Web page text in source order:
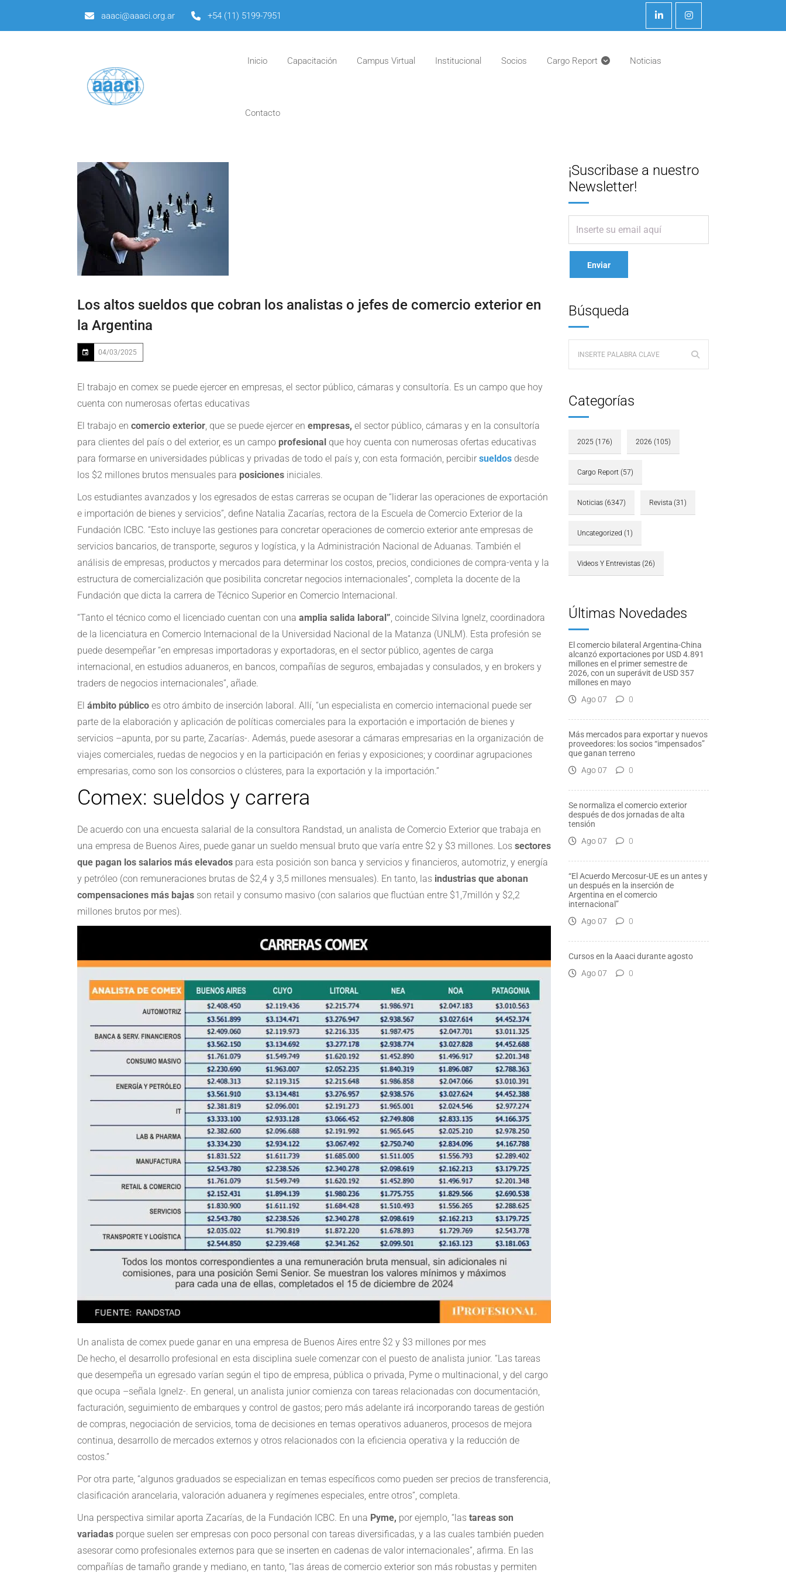
aaaci@aaaci.org.ar +54 (11) 5199-7951
Inicio Capacitación Campus Virtual Institucional Socios Cargo Report Noticias
Contacto
Los altos sueldos que cobran los analistas o jefes de comercio exterior en
la Argentina
04/03/2025
El trabajo en comex se puede ejercer en empresas, el sector público, cámaras y consultoría. Es un campo que hoy
cuenta con numerosas ofertas educativas
El trabajo en comercio exterior, que se puede ejercer en empresas, el sector público, cámaras y en la consultoría
para clientes del país o del exterior, es un campo profesional que hoy cuenta con numerosas ofertas educativas
para formarse en universidades públicas y privadas de todo el país y, con esta formación, percibir sueldos desde
los $2 millones brutos mensuales para posiciones iniciales.
Los estudiantes avanzados y los egresados de estas carreras se ocupan de “liderar las operaciones de exportación
e importación de bienes y servicios”, define Natalia Zacarías, rectora de la Escuela de Comercio Exterior de la
Fundación ICBC. “Esto incluye las gestiones para concretar operaciones de comercio exterior ante empresas de
servicios bancarios, de transporte, seguros y logística, y la Administración Nacional de Aduanas. También el
análisis de empresas, productos y mercados para determinar los costos, precios, condiciones de compra-venta y la
estructura de comercialización que posibilita concretar negocios internacionales”, completa la docente de la
Fundación que dicta la carrera de Técnico Superior en Comercio Internacional.
“Tanto el técnico como el licenciado cuentan con una amplia salida laboral”, coincide Silvina Ignelz, coordinadora
de la licenciatura en Comercio Internacional de la Universidad Nacional de la Matanza (UNLM). Esta profesión se
puede desempeñar “en empresas importadoras y exportadoras, en el sector público, agentes de carga
internacional, en estudios aduaneros, en bancos, compañías de seguros, embajadas y consulados, y en brokers y
traders de negocios internacionales”, añade.
El ámbito público es otro ámbito de inserción laboral. Allí, “un especialista en comercio internacional puede ser
parte de la elaboración y aplicación de políticas comerciales para la exportación e importación de bienes y
servicios –apunta, por su parte, Zacarías-. Además, puede asesorar a cámaras empresarias en la organización de
viajes comerciales, ruedas de negocios y en la participación en ferias y exposiciones; y coordinar agrupaciones
empresarias, como son los consorcios o clústeres, para la exportación y la importación.”
Comex: sueldos y carrera
De acuerdo con una encuesta salarial de la consultora Randstad, un analista de Comercio Exterior que trabaja en
una empresa de Buenos Aires, puede ganar un sueldo mensual bruto que varía entre $2 y $3 millones. Los sectores
que pagan los salarios más elevados para esta posición son banca y servicios y financieros, automotriz, y energía
y petróleo (con remuneraciones brutas de $2,4 y 3,5 millones mensuales). En tanto, las industrias que abonan
compensaciones más bajas son retail y consumo masivo (con salarios que fluctúan entre $1,7millón y $2,2
millones brutos por mes).
Un analista de comex puede ganar en una empresa de Buenos Aires entre $2 y $3 millones por mes
De hecho, el desarrollo profesional en esta disciplina suele comenzar con el puesto de analista junior. “Las tareas
que desempeña un egresado varían según el tipo de empresa, pública o privada, Pyme o multinacional, y del cargo
que ocupa –señala Ignelz-. En general, un analista junior comienza con tareas relacionadas con documentación,
facturación, seguimiento de embarques y control de gastos; pero más adelante irá incorporando tareas de gestión
de compras, negociación de servicios, toma de decisiones en temas operativos aduaneros, procesos de mejora
continua, desarrollo de mercados externos y otros relacionados con la eficiencia operativa y la reducción de
costos.”
Por otra parte, “algunos graduados se especializan en temas específicos como pueden ser precios de transferencia,
clasificación arancelaria, valoración aduanera y regímenes especiales, entre otros”, completa.
Una perspectiva similar aporta Zacarías, de la Fundación ICBC. En una Pyme, por ejemplo, “las tareas son
variadas porque suelen ser empresas con poco personal con tareas diversificadas, y a las cuales también pueden
asesorar como profesionales externos para que se inserten en cadenas de valor internacionales”, afirma. En las
compañías de tamaño grande y mediano, en tanto, “las áreas de comercio exterior son más robustas y permiten
¡Suscribase a nuestro
Newsletter!
Búsqueda
Categorías
2025 (176) 2026 (105)
Cargo Report (57)
Noticias (6347) Revista (31)
Uncategorized (1)
Videos Y Entrevistas (26)
Últimas Novedades
El comercio bilateral Argentina-China
alcanzó exportaciones por USD 4.891
millones en el primer semestre de
2026, con un superávit de USD 357
millones en mayo
Ago 07
0
Más mercados para exportar y nuevos
proveedores: los socios “impensados”
que ganan terreno
Ago 07
0
Se normaliza el comercio exterior
después de dos jornadas de alta
tensión
Ago 07
0
“El Acuerdo Mercosur-UE es un antes y
un después en la inserción de
Argentina en el comercio
internacional”
Ago 07
0
Cursos en la Aaaci durante agosto
Ago 07
0